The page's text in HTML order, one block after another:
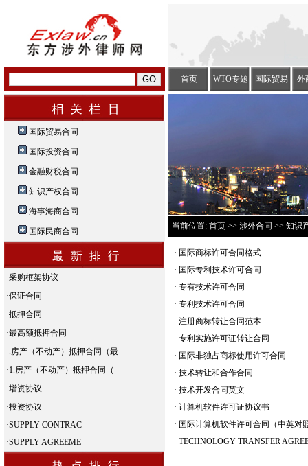
首页 WTO专题 国际贸易 外
国际贸易合同
国际投资合同
金融财税合同
知识产权合同
海事海商合同
国际民商合同
·采购框架协议
·保证合同
·抵押合同
·最高额抵押合同
·.房产（不动产）抵押合同（最
·1.房产（不动产）抵押合同（
·增资协议
·投资协议
·SUPPLY CONTRAC
·SUPPLY AGREEME
当前位置: 首页 >> 涉外合同 >> 知识
· 国际商标许可合同格式
· 国际专利技术许可合同
· 专有技术许可合同
· 专利技术许可合同
· 注册商标转让合同范本
· 专利实施许可证转让合同
· 国际非独占商标使用许可合同
· 技术转让和合作合同
· 技术开发合同英文
· 计算机软件许可证协议书
· 国际计算机软件许可合同（中英对
· TECHNOLOGY TRANSFER